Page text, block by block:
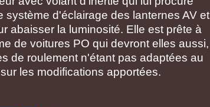
système d'éclairage des lanternes AV et
abaisser la luminosité. Elle est prête à
de voitures PO qui devront elles aussi,
de roulement n'étant pas adaptées au
les modifications apportées.